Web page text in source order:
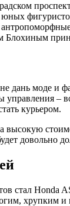
юных
Блохиным
моде и
–
курьером.
довольно
стал Honda
хрупким